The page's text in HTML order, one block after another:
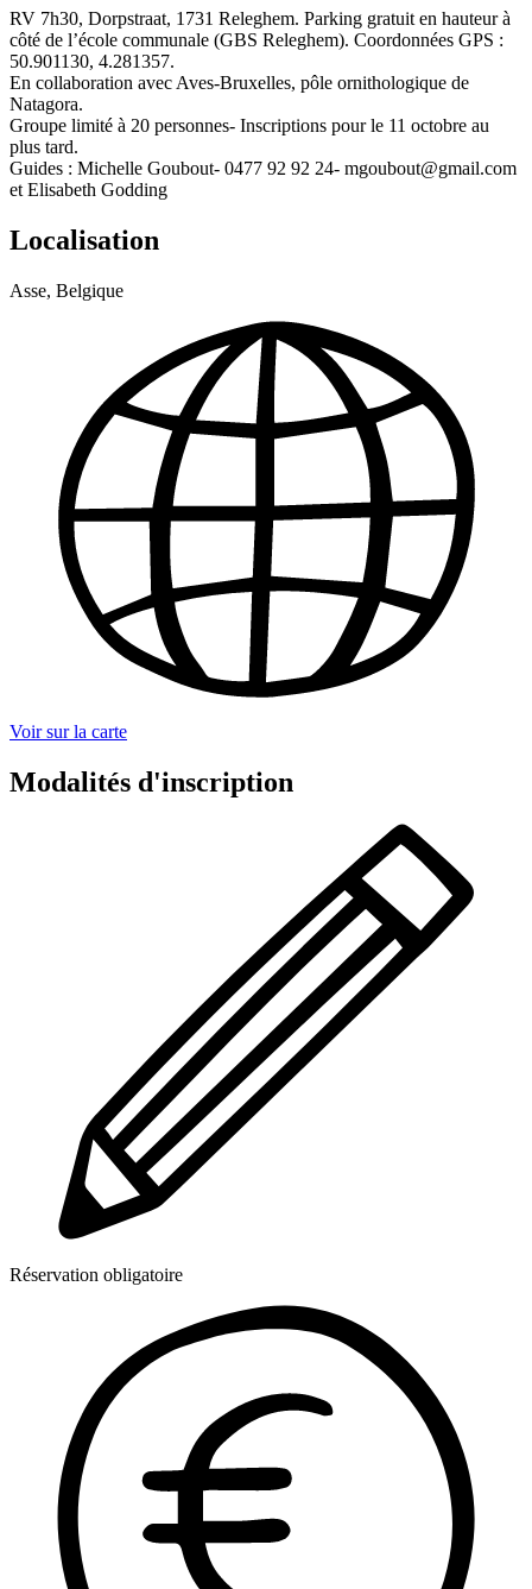
RV 7h30, Dorpstraat, 1731 Releghem. Parking gratuit en hauteur à
côté de l’école communale (GBS Releghem). Coordonnées GPS :
50.901130, 4.281357.
En collaboration avec Aves-Bruxelles, pôle ornithologique de
Natagora.
Groupe limité à 20 personnes- Inscriptions pour le 11 octobre au
plus tard.
Guides : Michelle Goubout- 0477 92 92 24- mgoubout@gmail.com
et Elisabeth Godding
Localisation
Asse, Belgique
Voir sur la carte
Modalités d'inscription
Réservation obligatoire